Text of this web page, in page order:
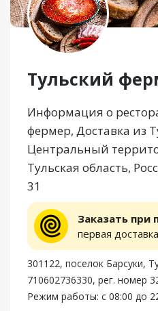
Тульский
Информация о
фермер, Доставка из
Центральный
Тульская область,
31
Заказать
первая
301122, поселок Барсуки,
710602736330, рег. номер
Режим работы: с 08:00 до